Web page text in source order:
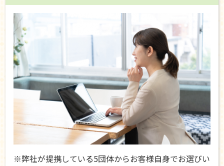
※弊社が提携している5団体からお客様自身でお選びい